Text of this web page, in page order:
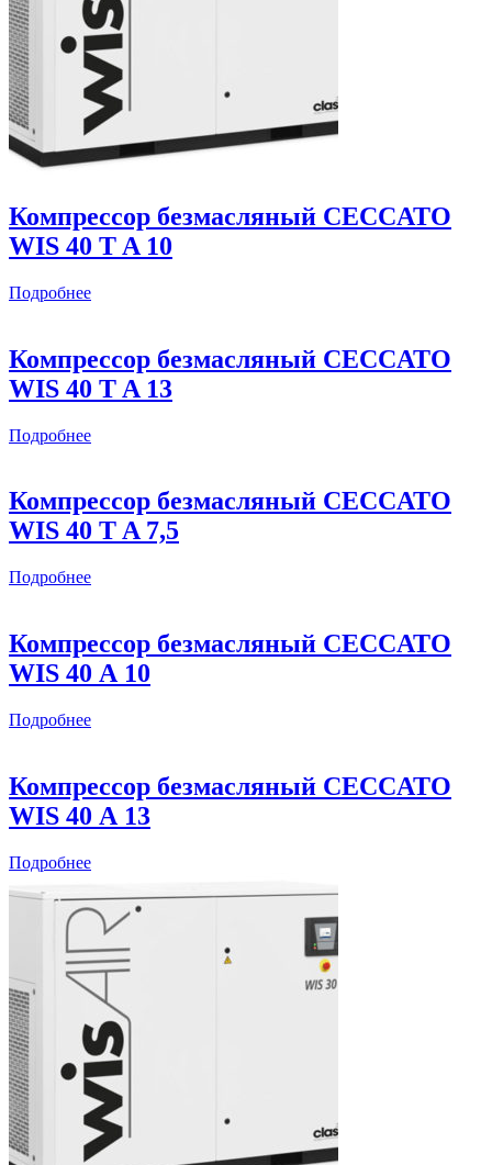
Компрессор безмасляный CECCATO
WIS 40 T A 10
Подробнее
Компрессор безмасляный CECCATO
WIS 40 T A 13
Подробнее
Компрессор безмасляный CECCATO
WIS 40 T A 7,5
Подробнее
Компрессор безмасляный CECCATO
WIS 40 А 10
Подробнее
Компрессор безмасляный CECCATO
WIS 40 А 13
Подробнее